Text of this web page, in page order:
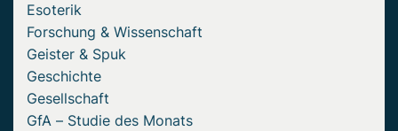
Esoterik
Forschung & Wissenschaft
Geister & Spuk
Geschichte
Gesellschaft
GfA – Studie des Monats